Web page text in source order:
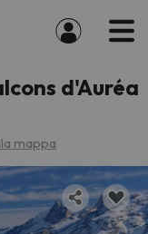
d'Auréa
mappa